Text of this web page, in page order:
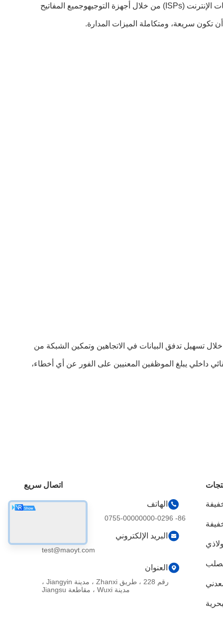
للشبكةبمثابة بوابة إلى شبكة المنطقة الواسعة (WAN) أو الإنترنت ، يسهل مفتاح الألياف الأساسية الاتصالات مع الخوادم ومقدمي خدمات الإنترنت (ISPs) من خلال أجهزة التوجيهوجميع المفاتيح
تكون سريعة، ومتكاملة الميزات المدارة.
تسهيل تدفق البيانات في الاتجاهين وتمكين الشبكة من
داخلي يبلغ الموظفين المعنيين على الفور عن أي أخطاء،
اتصال سريع
الهاتف
86- 0755-00000000-0296
البريد الإلكتروني
test@maoyt.com
العنوان
رقم 228 ، طريق Zhanxi ، مدينة Jiangyin ،
مدينة Wuxi ، مقاطعة Jiangsu